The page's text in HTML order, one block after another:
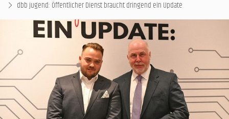
dbb jugend: Öffentlicher Dienst braucht dringend ein Update